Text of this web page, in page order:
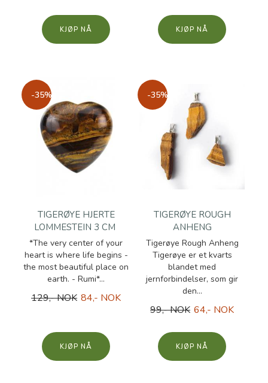
KJØP KJØP
-35%
TIGERØYE HJERTE
LOMMESTEIN 3 CM
*The very center of your
heart is where life begins -
the most beautiful place on
earth. - Rumi*...
129,- NOK 84,- NOK
KJØP
-35%
TIGERØYE ROUGH
ANHENG
Tigerøye Rough Anheng
Tigerøye er et kvarts
blandet med
jernforbindelser, som gir
den...
99,- NOK 64,- NOK
KJØP